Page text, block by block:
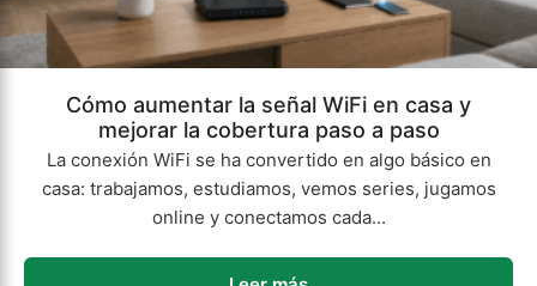
Cómo aumentar la señal WiFi en casa y
mejorar la cobertura paso a paso
La conexión WiFi se ha convertido en algo básico en
casa: trabajamos, estudiamos, vemos series, jugamos
online y conectamos cada...